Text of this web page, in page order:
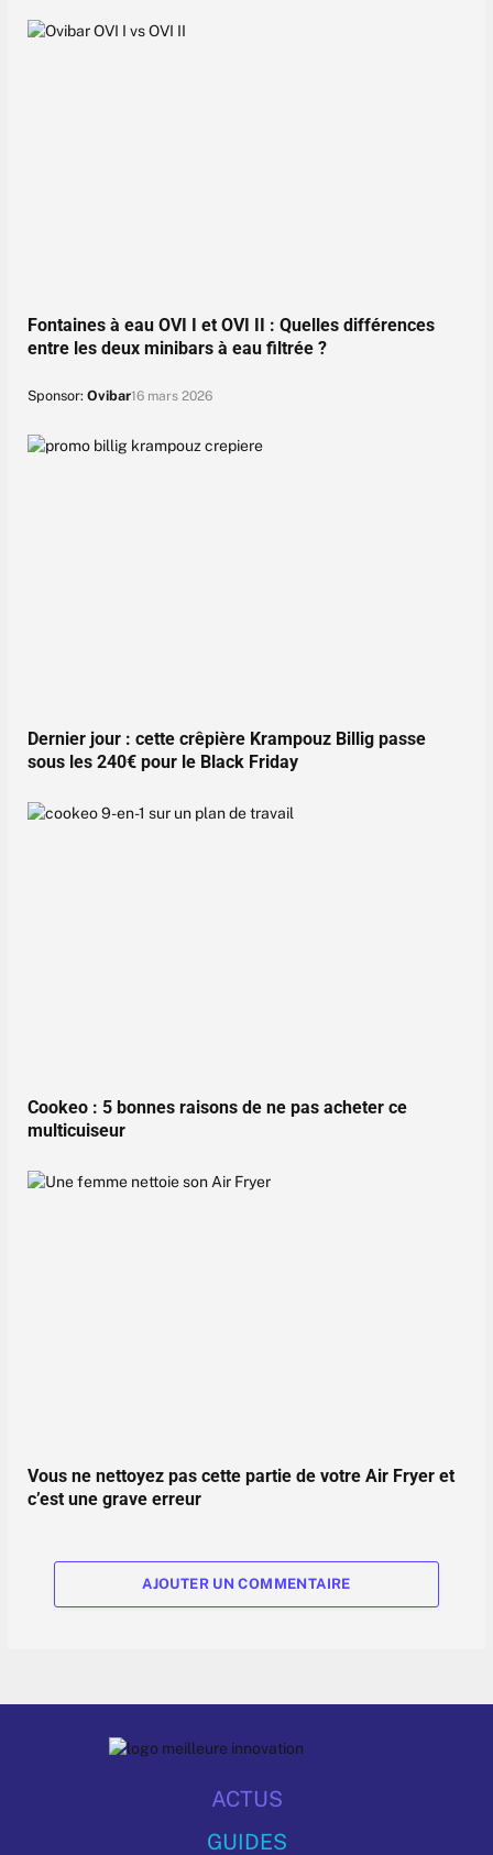
Fontaines à eau OVI I et OVI II : Quelles différences
entre les deux minibars à eau filtrée ?
Sponsor: Ovibar16 mars 2026
Dernier jour : cette crêpière Krampouz Billig passe
sous les 240€ pour le Black Friday
Cookeo : 5 bonnes raisons de ne pas acheter ce
multicuiseur
Vous ne nettoyez pas cette partie de votre Air Fryer et
c’est une grave erreur
AJOUTER UN COMMENTAIRE
ACTUS
GUIDES